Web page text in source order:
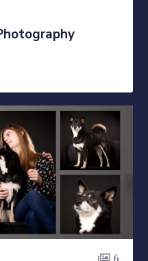
6